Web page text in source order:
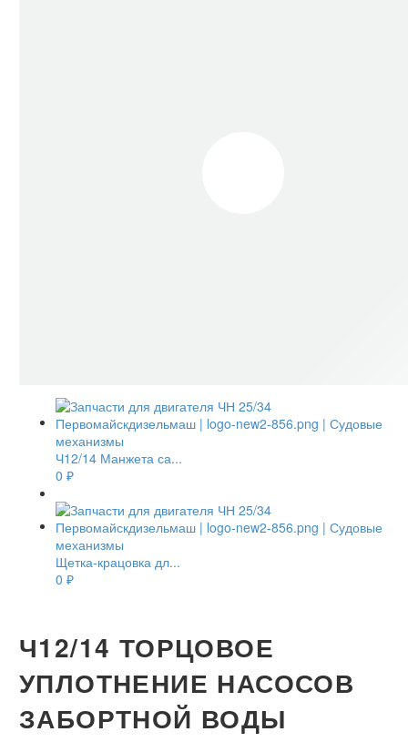
Ч12/14 Манжета са...
0 ₽
Щетка-крацовка дл...
0 ₽
Ч12/14 ТОРЦОВОЕ
УПЛОТНЕНИЕ НАСОСОВ
ЗАБОРТНОЙ ВОДЫ